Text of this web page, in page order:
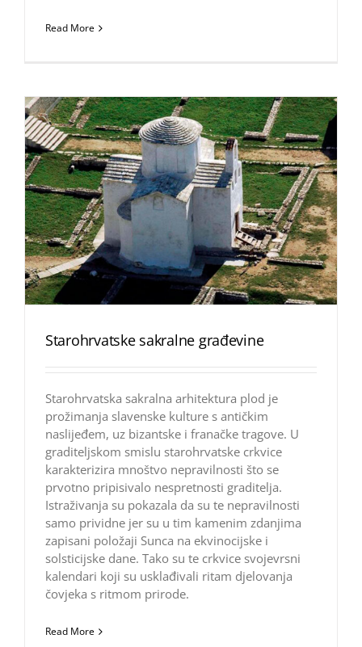
Read More
Starohrvatske sakralne građevine
Starohrvatska sakralna arhitektura plod je
prožimanja slavenske kulture s antičkim
naslijeđem, uz bizantske i franačke tragove. U
graditeljskom smislu starohrvatske crkvice
karakterizira mnoštvo nepravilnosti što se
prvotno pripisivalo nespretnosti graditelja.
Istraživanja su pokazala da su te nepravilnosti
samo prividne jer su u tim kamenim zdanjima
zapisani položaji Sunca na ekvinocijske i
solsticijske dane. Tako su te crkvice svojevrsni
kalendari koji su usklađivali ritam djelovanja
čovjeka s ritmom prirode.
Read More